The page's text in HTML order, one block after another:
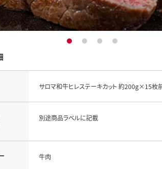
1 2 3 4
サロマ和牛ヒレステーキカット 約200g×15枚
別途商品ラベルに記載
牛肉